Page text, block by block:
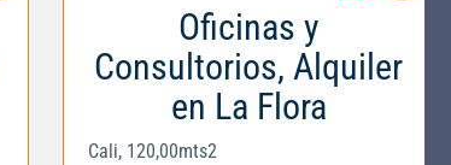
Oficinas y
Consultorios, Alquiler
en La Flora
Cali, 120,00mts2